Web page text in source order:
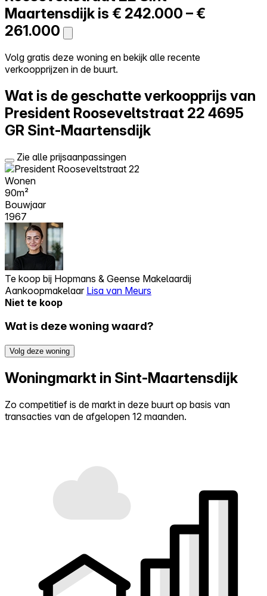
Prijzen
Log in
Maartensdijk is € 242.000 – €
261.000
Volg gratis deze woning en bekijk alle recente
verkoopprijzen in de buurt.
Wat is de geschatte verkoopprijs van
President Rooseveltstraat 22 4695
GR Sint-Maartensdijk
Zie alle prijsaanpassingen
Wonen
90m²
Bouwjaar
1967
Te koop bij Hopmans & Geense Makelaardij
Aankoopmakelaar Lisa van Meurs
Niet te koop
Wat is deze woning waard?
Volg deze woning
Woningmarkt in Sint-Maartensdijk
Zo competitief is de markt in deze buurt op basis van
transacties van de afgelopen 12 maanden.